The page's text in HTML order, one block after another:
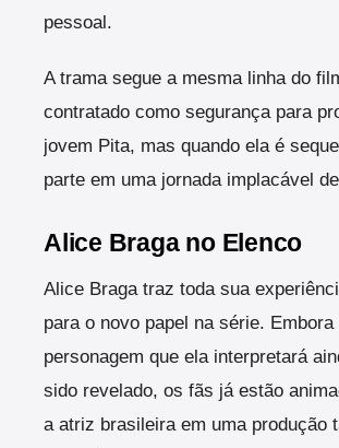
pessoal.
A trama segue a mesma linha do
contratado como segurança para
jovem Pita, mas quando ela é
parte em uma jornada implacável
Alice Braga no Elenco
Alice Braga traz toda sua
para o novo papel na série. Embora
personagem que ela interpretará
sido revelado, os fãs já estão
a atriz brasileira em uma produção